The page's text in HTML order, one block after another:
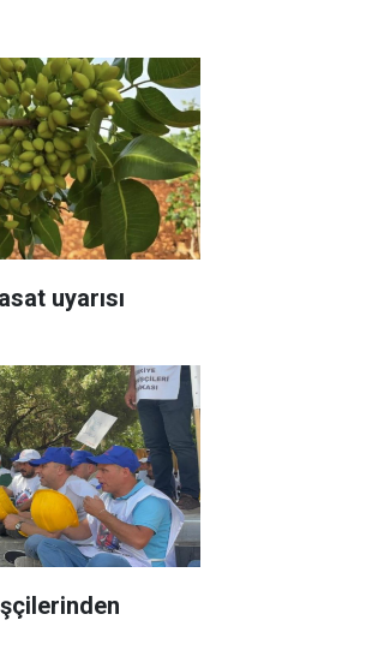
uyarısı